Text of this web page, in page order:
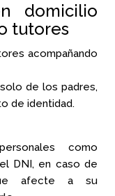
domicilio
tutores
acompañando
de los padres,
de identidad.
como
DNI, en caso de
afecte a su